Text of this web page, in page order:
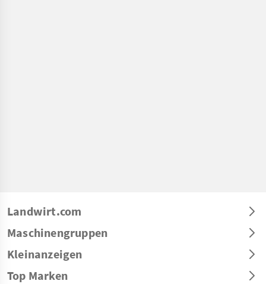
Landwirt.com
Maschinengruppen
Kleinanzeigen
Top Marken